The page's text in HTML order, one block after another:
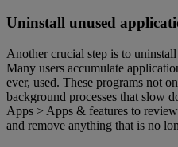
Uninstall unused
Another crucial step is to
Many users accumulate
ever, used. These programs not
background processes that slow
Apps > Apps & features to
and remove anything that is no